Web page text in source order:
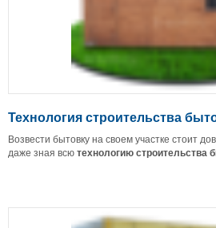
Технология строительства
Возвести бытовку на своем участке стоит
даже зная всютехнологию строительства